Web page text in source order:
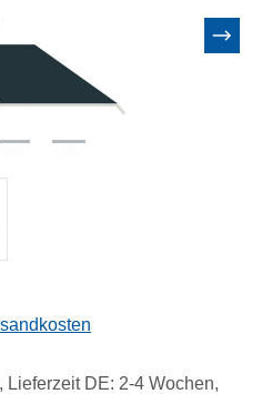
Lieferzeit DE: 2-4 Wochen,